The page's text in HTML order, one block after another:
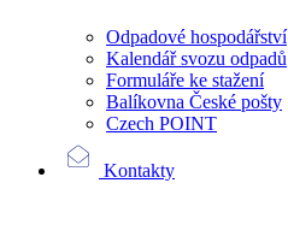
Odpadové hospodářství
Kalendář svozu odpadů
Formuláře ke stažení
Balíkovna České pošty
Czech POINT
Kontakty